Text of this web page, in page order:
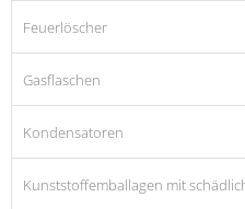
Feuerlöscher
Gasflaschen
Kondensatoren
Kunststoffemballagen mit